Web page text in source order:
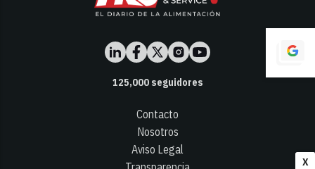
X
125,000seguidores
Contacto
Nosotros
Aviso Legal